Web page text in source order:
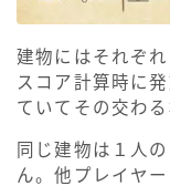
建物にはそれぞ
スコア計算時に
ていてその交わ
同じ建物は１人
ん。他プレイヤ